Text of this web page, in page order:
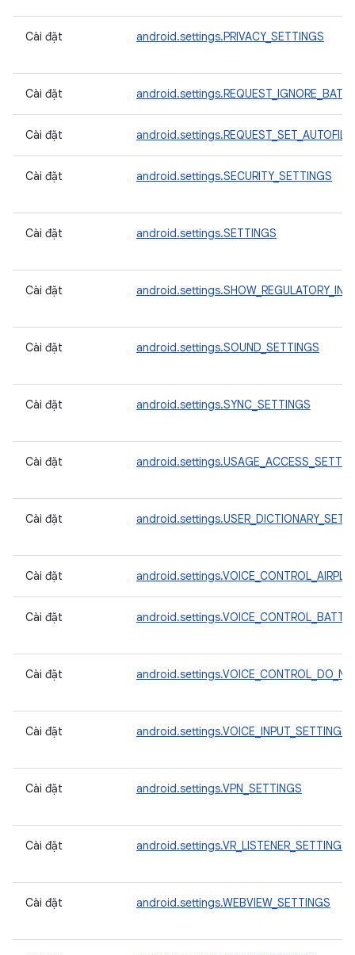
Cài đặt android.settings.PRIVACY_SETTINGS
Cài đặt
Cài đặt
Cài đặt android.settings.SECURITY_SETTINGS
Cài đặt android.settings.SETTINGS
Cài đặt
Cài đặt android.settings.SOUND_SETTINGS
Cài đặt android.settings.SYNC_SETTINGS
Cài đặt
Cài đặt
Cài đặt
Cài đặt
Cài đặt
Cài đặt android.settings.VOICE_INPUT_SETTINGS
Cài đặt android.settings.VPN_SETTINGS
Cài đặt android.settings.VR_LISTENER_SETTINGS
Cài đặt android.settings.WEBVIEW_SETTINGS